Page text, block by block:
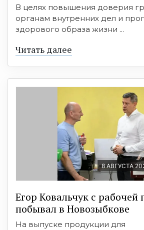
В целях повышения доверия
органам внутренних дел и
здорового образа жизни ...
Читать далее
8 АВГУСТА
Егор Ковальчук с рабочей
побывал в Новозыбкове
На выпуске продукции для